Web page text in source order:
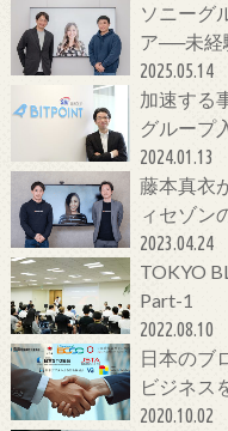
ソニーグ
ア──未経
2025.05.14
加速する
グループ
今をCTO
2024.01.13
藤本真衣
ィセゾン
代金融サ
2023.04.24
TOKYO
Part-1
2022.08.10
日本のブ
ビジネス
2020.10.02